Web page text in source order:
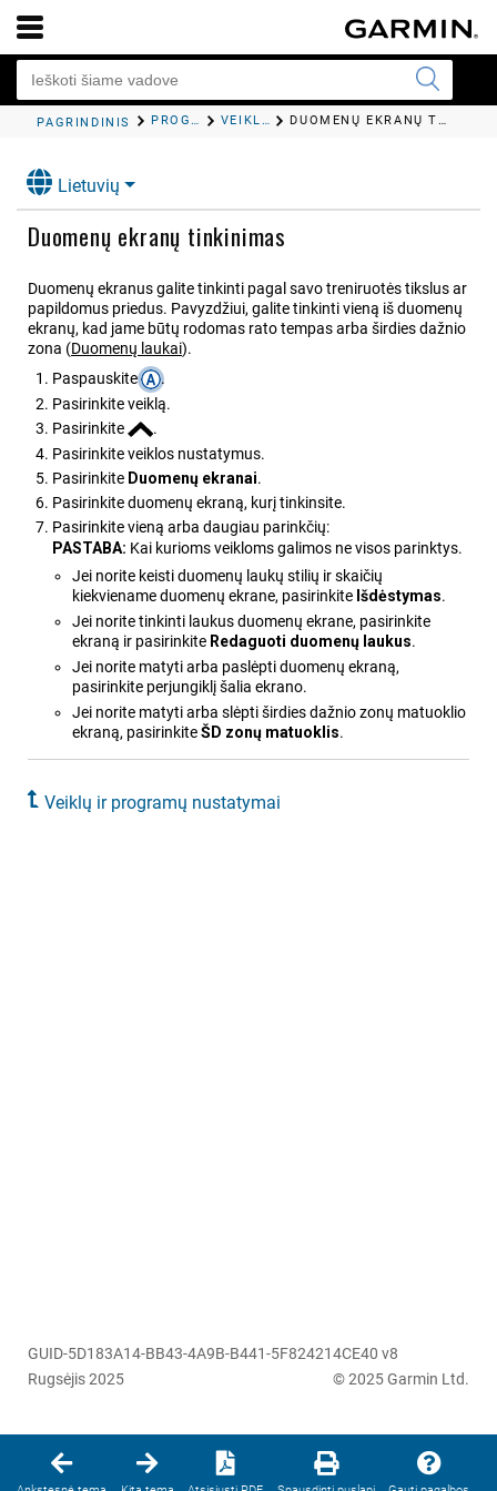
PAGRINDINIS PROGRAMOS IR VEIKLOS VEIKLŲ IR PROGRAMŲ NUSTATYMAI DUOMENŲ EKRANŲ TINKINIMAS
Lietuvių
Duomenų ekranų tinkinimas
Duomenų ekranus galite tinkinti pagal savo treniruotės tikslus ar
papildomus priedus. Pavyzdžiui, galite tinkinti vieną iš duomenų
ekranų, kad jame būtų rodomas rato tempas arba širdies dažnio
zona (Duomenų laukai).
Paspauskite
.
Pasirinkite veiklą.
Pasirinkite
.
Pasirinkite veiklos nustatymus.
Pasirinkite Duomenų ekranai.
Pasirinkite duomenų ekraną, kurį tinkinsite.
Pasirinkite vieną arba daugiau parinkčių:
PASTABA: Kai kurioms veikloms galimos ne visos parinktys.
Jei norite keisti duomenų laukų stilių ir skaičių
kiekviename duomenų ekrane, pasirinkite Išdėstymas.
Jei norite tinkinti laukus duomenų ekrane, pasirinkite
ekraną ir pasirinkite Redaguoti duomenų laukus.
Jei norite matyti arba paslėpti duomenų ekraną,
pasirinkite perjungiklį šalia ekrano.
Jei norite matyti arba slėpti širdies dažnio zonų matuoklio
ekraną, pasirinkiteŠD zonų matuoklis.
Veiklų ir programų nustatymai
GUID-5D183A14-BB43-4A9B-B441-5F824214CE40 v8
Rugsėjis 2025
© 2025 Garmin Ltd.